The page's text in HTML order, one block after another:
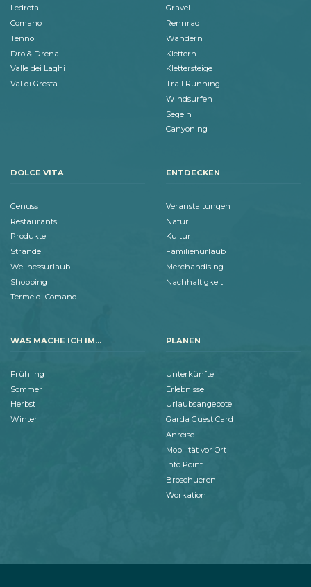
Ledrotal
Comano
Tenno
Dro & Drena
Valle dei Laghi
Val di Gresta
Gravel
Rennrad
Wandern
Klettern
Klettersteige
Trail Running
Windsurfen
Segeln
Canyoning
DOLCE VITA
Genuss
Restaurants
Produkte
Strände
Wellnessurlaub
Shopping
Terme di Comano
ENTDECKEN
Veranstaltungen
Natur
Kultur
Familienurlaub
Merchandising
Nachhaltigkeit
WAS MACHE ICH IM...
Frühling
Sommer
Herbst
Winter
PLANEN
Unterkünfte
Erlebnisse
Urlaubsangebote
Garda Guest Card
Anreise
Mobilität vor Ort
Info Point
Broschueren
Workation